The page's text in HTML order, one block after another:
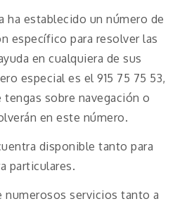
ha establecido un número de
específico para resolver las
en cualquiera de sus
especial es el 915 75 75 53,
tengas sobre navegación o
en este número.
disponible tanto para
particulares.
numerosos servicios tanto a